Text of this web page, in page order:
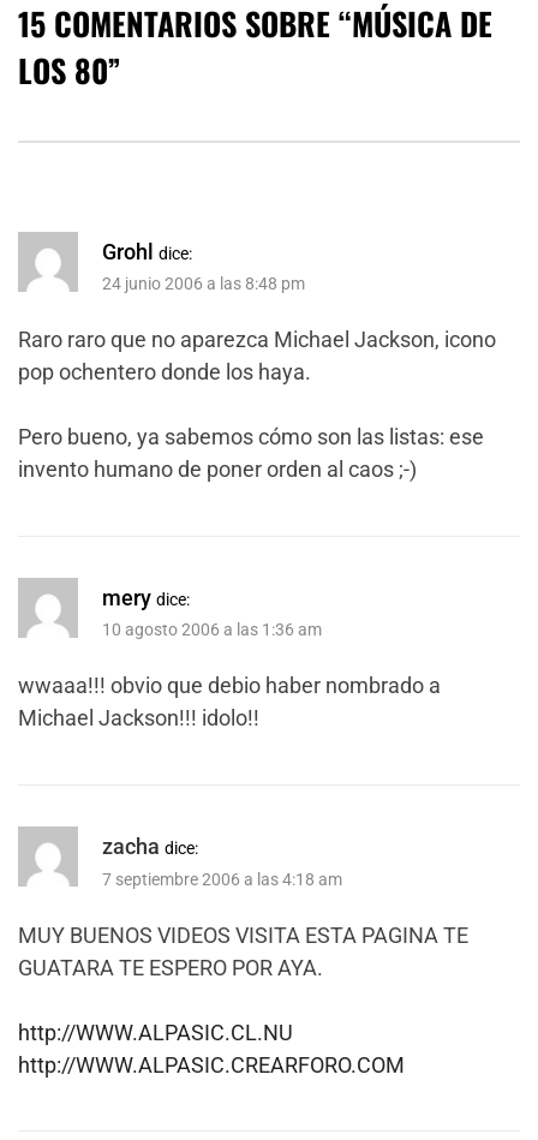
15 COMENTARIOS SOBRE “MÚSICA DE
LOS 80”
Grohl dice:
24 junio 2006 a las 8:48 pm
Raro raro que no aparezca Michael Jackson, icono
pop ochentero donde los haya.
Pero bueno, ya sabemos cómo son las listas: ese
invento humano de poner orden al caos ;-)
mery dice:
10 agosto 2006 a las 1:36 am
wwaaa!!! obvio que debio haber nombrado a
Michael Jackson!!! idolo!!
zacha dice:
7 septiembre 2006 a las 4:18 am
MUY BUENOS VIDEOS VISITA ESTA PAGINA TE
GUATARA TE ESPERO POR AYA.
http://WWW.ALPASIC.CL.NU
http://WWW.ALPASIC.CREARFORO.COM